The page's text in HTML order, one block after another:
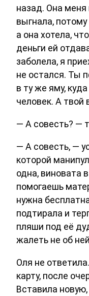
назад. Она
выгнала,
а она хотела,
деньги ей
заболела, я
не остался. Ты
в ту же яму,
человек. А
— А совесть? —
— А совесть, —
которой
одна, виновата
помогаешь
нужна
подтирала и
пляши под её
жалеть не об
Оля не
карту, после
Вставила